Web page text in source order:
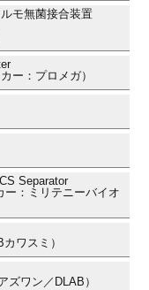
モ無菌接合装置
ー：プロメガ）
Separator
：ミリテニーバイオ
ワスミ）
ワン／DLAB）